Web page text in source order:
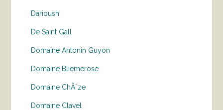
Darioush
De Saint Gall
Domaine Antonin Guyon
Domaine Bliemerose
Domaine ChÃ¨ze
Domaine Clavel